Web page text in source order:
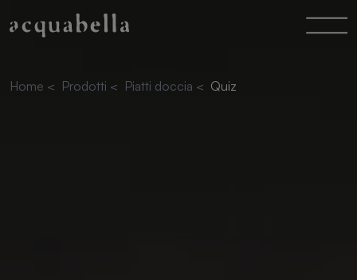
Home < Prodotti < Piatti doccia < Quiz